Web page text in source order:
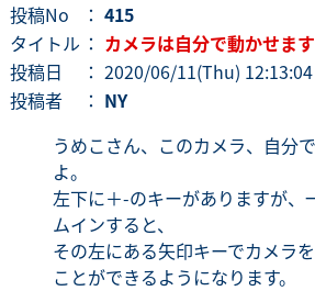
投稿No ： 415
タイトル ： カメラは自分で動かせます
投稿日
： 2020/06/11(Thu) 12:13:04
投稿者
： NY
うめこさん、このカメラ、自分
よ。
左下に＋-のキーがありますが、
ムインすると、
その左にある矢印キーでカメラ
ことができるようになります。